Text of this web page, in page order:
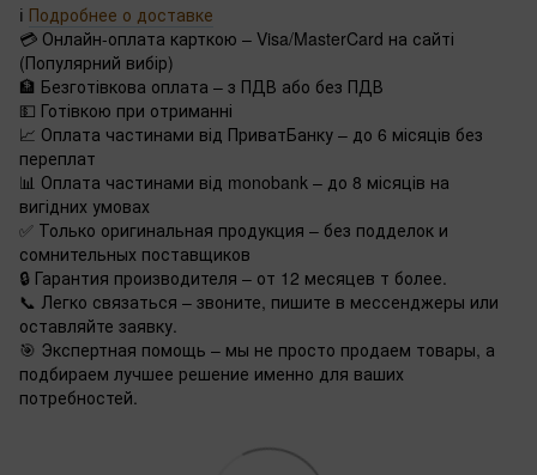
ℹ️ Подробнее о доставке
💳 Онлайн-оплата карткою – Visa/MasterCard на сайті
(Популярний вибір)
🏦 Безготівкова оплата – з ПДВ або без ПДВ
💵 Готівкою при отриманні
📈 Оплата частинами від ПриватБанку – до 6 місяців без
переплат
📊 Оплата частинами від monobank – до 8 місяців на
вигідних умовах
✅ Только оригинальная продукция – без подделок и
сомнительных поставщиков
🔒 Гарантия производителя – от 12 месяцев т более.
📞 Легко связаться – звоните, пишите в мессенджеры или
оставляйте заявку.
🎯 Экспертная помощь – мы не просто продаем товары, а
подбираем лучшее решение именно для ваших
потребностей.